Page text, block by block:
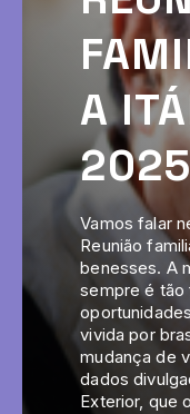
A
Vamos falar
Reunião
benesses. A
sempre é tão
vivida por
mudança de
dados
Exterior, que